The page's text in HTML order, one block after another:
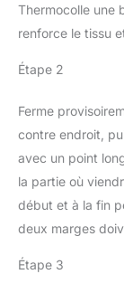
Thermocolle une
renforce le tissu
Étape 2
Ferme
contre endroit,
avec un point
la partie où
début et à la fin
deux marges
Étape 3